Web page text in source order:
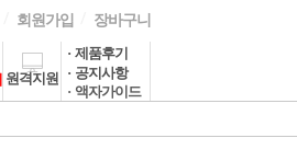
회원가입 장바구니
원격지원
· 제품후기
· 공지사항
· 액자가이드